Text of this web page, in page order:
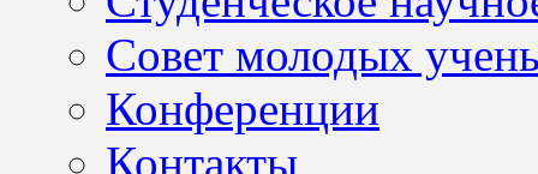
Совет молодых
Конференции
Контакты